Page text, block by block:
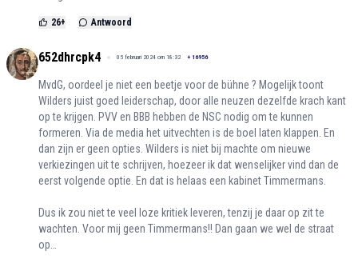
26+ Antwoord
652dhrcpk4 05 februari 2024 om 18:32 + 16956
MvdG, oordeel je niet een beetje voor de bühne ? Mogelijk toont
Wilders juist goed leiderschap, door alle neuzen dezelfde krach kant
op te krijgen. PVV en BBB hebben de NSC nodig om te kunnen
formeren. Via de media het uitvechten is de boel laten klappen. En
dan zijn er geen opties. Wilders is niet bij machte om nieuwe
verkiezingen uit te schrijven, hoezeer ik dat wenselijker vind dan de
eerst volgende optie. En dat is helaas een kabinet Timmermans.
Dus ik zou niet te veel loze kritiek leveren, tenzij je daar op zit te
wachten. Voor mij geen Timmermans!! Dan gaan we wel de straat
op…